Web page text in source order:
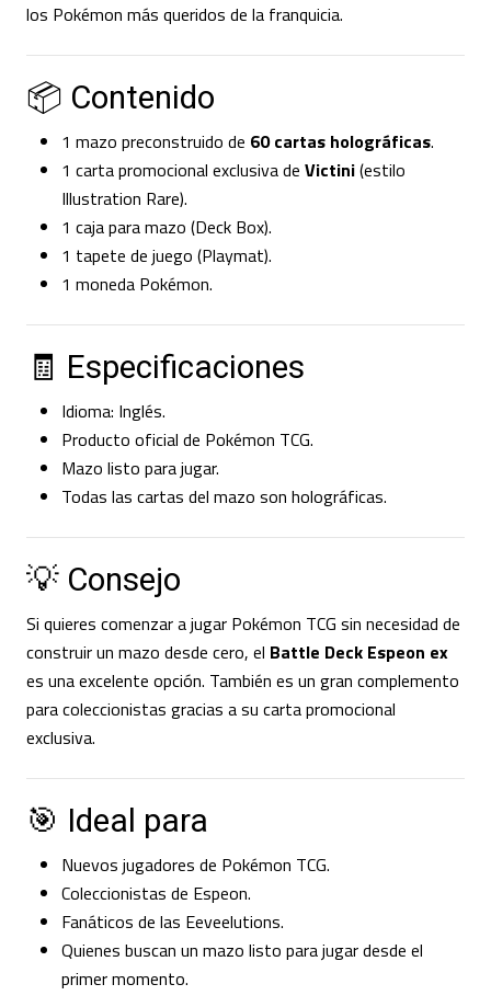
los Pokémon más queridos de la franquicia.
📦 Contenido
1 mazo preconstruido de 60 cartas holográficas.
1 carta promocional exclusiva de Victini(estilo
Illustration Rare).
1 caja para mazo (Deck Box).
1 tapete de juego (Playmat).
1 moneda Pokémon.
🧾 Especificaciones
Idioma: Inglés.
Producto oficial de Pokémon TCG.
Mazo listo para jugar.
Todas las cartas del mazo son holográficas.
💡 Consejo
Si quieres comenzar a jugar Pokémon TCG sin necesidad de
construir un mazo desde cero, el Battle Deck Espeon ex
es una excelente opción. También es un gran complemento
para coleccionistas gracias a su carta promocional
exclusiva.
🎯 Ideal para
Nuevos jugadores de Pokémon TCG.
Coleccionistas de Espeon.
Fanáticos de las Eeveelutions.
Quienes buscan un mazo listo para jugar desde el
primer momento.